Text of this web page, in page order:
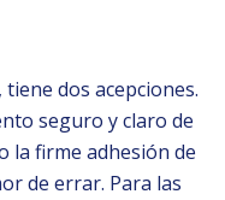
, tiene dos acepciones.
seguro y claro de
la firme adhesión de
de errar. Para las